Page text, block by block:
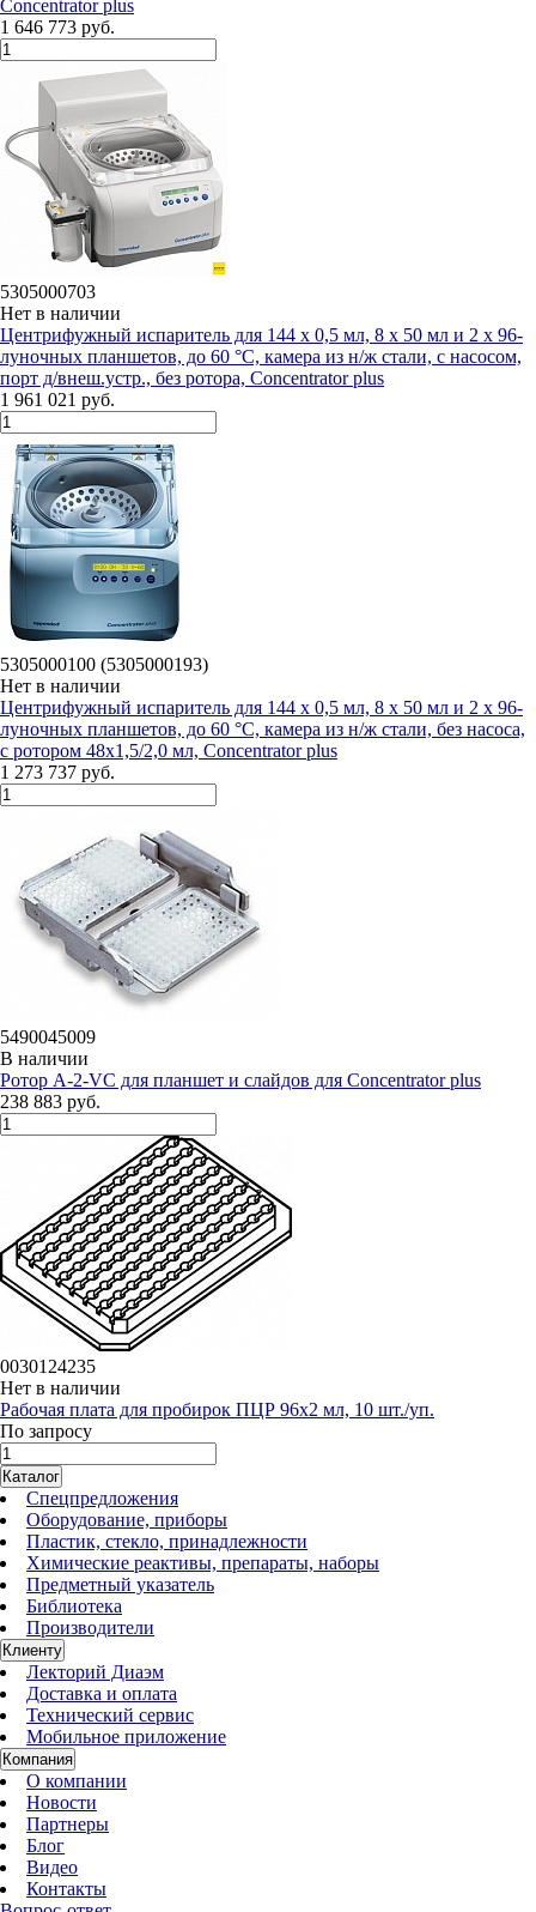
Concentrator plus
1 646 773 руб.
5305000703
Нет в наличии
Центрифужный испаритель для 144 х 0,5 мл, 8 х 50 мл и 2 х 96-
луночных планшетов, до 60 °C, камера из н/ж стали, с насосом,
порт д/внеш.устр., без ротора, Concentrator plus
1 961 021 руб.
5305000100 (5305000193)
Нет в наличии
Центрифужный испаритель для 144 х 0,5 мл, 8 х 50 мл и 2 х 96-
луночных планшетов, до 60 °C, камера из н/ж стали, без насоса,
с ротором 48х1,5/2,0 мл, Concentrator plus
1 273 737 руб.
5490045009
В наличии
Ротор A-2-VC для планшет и слайдов для Concentrator plus
238 883 руб.
0030124235
Нет в наличии
Рабочая плата для пробирок ПЦР 96х2 мл, 10 шт./уп.
По запросу
Каталог
Спецпредложения
Оборудование, приборы
Пластик, стекло, принадлежности
Химические реактивы, препараты, наборы
Предметный указатель
Библиотека
Производители
Клиенту
Лекторий Диаэм
Доставка и оплата
Технический сервис
Мобильное приложение
Компания
О компании
Новости
Партнеры
Блог
Видео
Контакты